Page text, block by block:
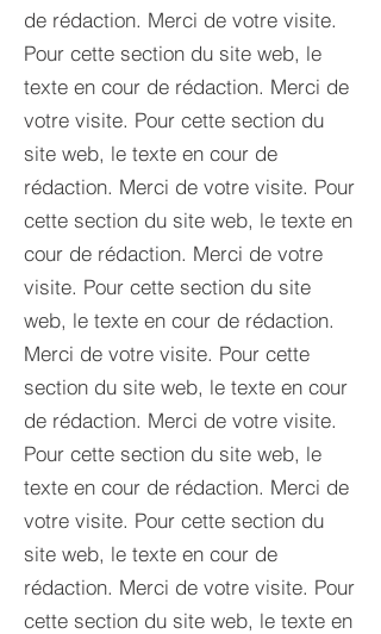
de rédaction. Merci de votre visite.
Pour cette section du site web, le
texte en cour de rédaction. Merci de
votre visite. Pour cette section du
site web, le texte en cour de
rédaction. Merci de votre visite. Pour
cette section du site web, le texte en
cour de rédaction. Merci de votre
visite. Pour cette section du site
web, le texte en cour de rédaction.
Merci de votre visite. Pour cette
section du site web, le texte en cour
de rédaction. Merci de votre visite.
Pour cette section du site web, le
texte en cour de rédaction. Merci de
votre visite. Pour cette section du
site web, le texte en cour de
rédaction. Merci de votre visite. Pour
cette section du site web, le texte en